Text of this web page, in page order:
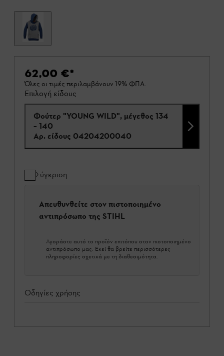
62,00 €*
Όλες οι τιμές περιλαμβάνουν 19% ΦΠΑ.
Επιλογή είδους
Φούτερ "YOUNG WILD", μέγεθος 134
– 140
Αρ. είδους 04204200040
Σύγκριση
Απευθυνθείτε στον πιστοποιημένο
αντιπρόσωπο της STIHL
Αγοράστε αυτό το προϊόν επιτόπου στον πιστοποιημένο
αντιπρόσωπο μας. Εκεί θα βρείτε περισσότερες
πληροφορίες σχετικά με τη διαθεσιμότητα.
Οδηγίες χρήσης